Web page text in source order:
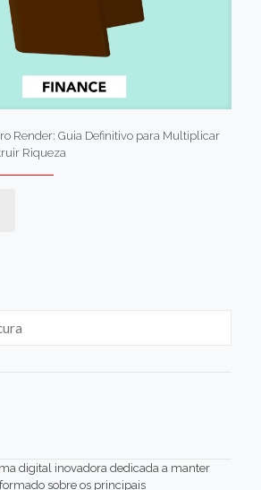
Render: Guia Definitivo para Multiplicar
Riqueza
digital inovadora dedicada a manter
sobre os principais